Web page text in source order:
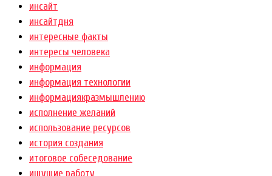
инсайт
инсайтдня
интересные факты
интересы человека
информация
информация технологии
информациякразмышлению
исполнение желаний
использование ресурсов
история создания
итоговое собеседование
ищущие работу